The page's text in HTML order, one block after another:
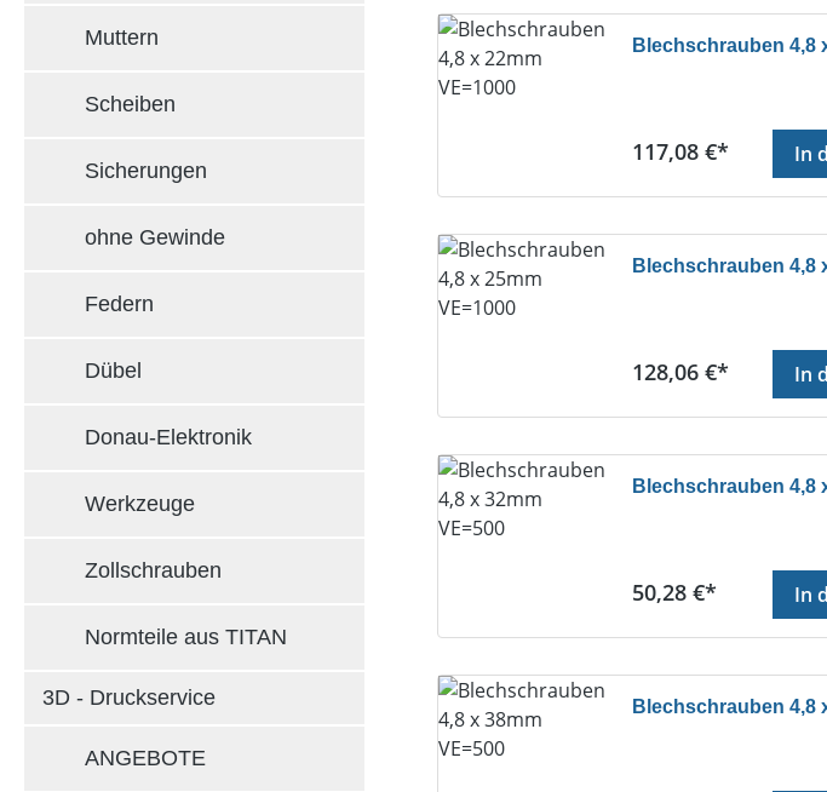
Muttern
Scheiben
Sicherungen
ohne Gewinde
Federn
Dübel
Donau-Elektronik
Werkzeuge
Zollschrauben
Normteile aus TITAN
3D - Druckservice
ANGEBOTE
Blechschrauben 4,8
Regulärer Preis:
117,08 €* In
Blechschrauben 4,8
Regulärer Preis:
128,06 €* In
Blechschrauben 4,8
Regulärer Preis:
50,28 €* In
Blechschrauben 4,8